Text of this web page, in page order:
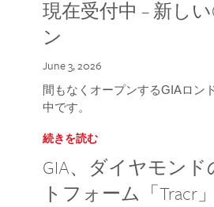
現在受付中 – 新し
ン
June 3, 2026
間もなくオープンするGIAロン
中です。
続きを読む
GIA、ダイヤモン
トフォーム「Tracr